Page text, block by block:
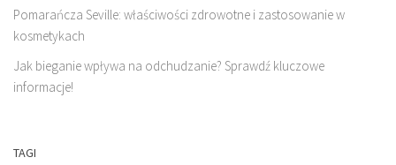
Pomarańcza Seville: właściwości zdrowotne i zastosowanie w
kosmetykach
Jak bieganie wpływa na odchudzanie? Sprawdź kluczowe
informacje!
TAGI